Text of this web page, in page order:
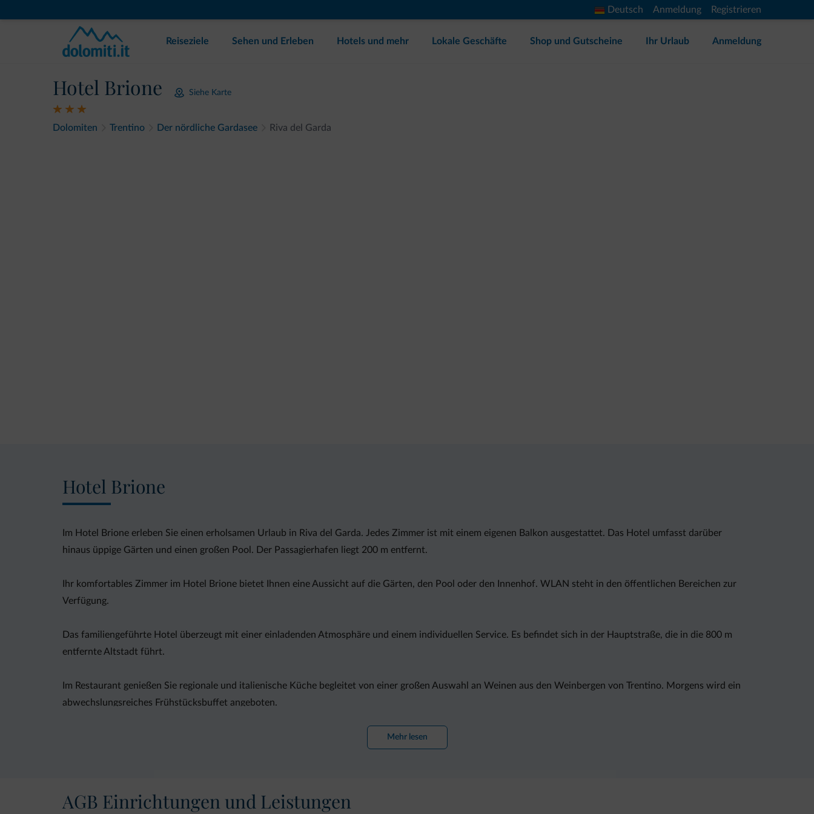
Deutsch Anmeldung Registrieren
Reiseziele Sehen und Erleben Hotels und mehr Lokale Geschäfte Shop und Gutscheine Ihr Urlaub Anmeldung
Hotel Brione Siehe Karte
Dolomiten Trentino Der nördliche Gardasee Riva del Garda
Hotel Brione
Im Hotel Brione erleben Sie einen erholsamen Urlaub in Riva del Garda. Jedes Zimmer ist mit einem eigenen Balkon ausgestattet. Das Hotel umfasst darüber
hinaus üppige Gärten und einen großen Pool. Der Passagierhafen liegt 200 m entfernt.
Ihr komfortables Zimmer im Hotel Brione bietet Ihnen eine Aussicht auf die Gärten, den Pool oder den Innenhof. WLAN steht in den öffentlichen Bereichen zur
Verfügung.
Das familiengeführte Hotel überzeugt mit einer einladenden Atmosphäre und einem individuellen Service. Es befindet sich in der Hauptstraße, die in die 800 m
entfernte Altstadt führt.
Im Restaurant genießen Sie regionale und italienische Küche begleitet von einer großen Auswahl an Weinen aus den Weinbergen von Trentino. Morgens wird ein
abwechslungsreiches Frühstücksbuffet angeboten.
Mehr lesen
AGB Einrichtungen und Leistungen